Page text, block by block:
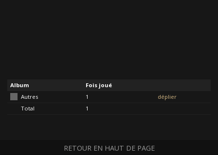
Album
Fois joué
Autres
1
déplier
Total
1
RETOUR EN HAUT DE PAGE